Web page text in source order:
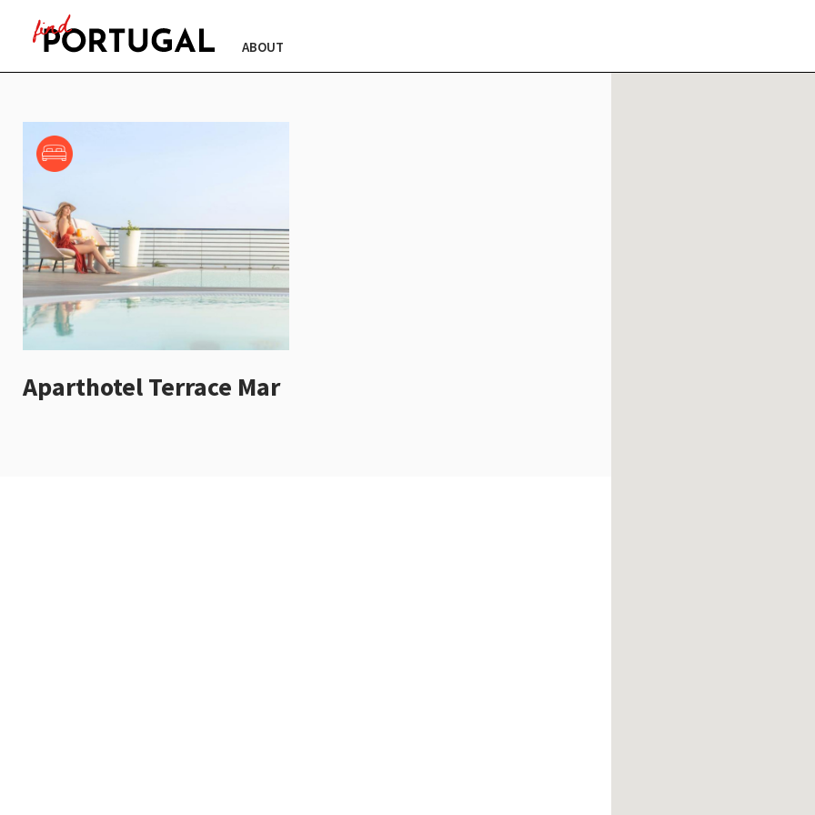
ABOUT
Aparthotel Terrace Mar